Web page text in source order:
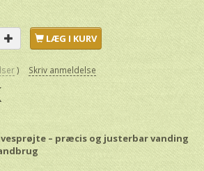
LÆG I KURV
Skriv anmeldelse
– præcis og justerbar vanding